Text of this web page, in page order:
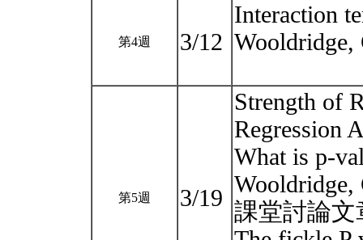
第4週 3/12
Interaction
Wooldridge,
第5週 3/19
Strength of
Regression
What is p-
Wooldridge,
課堂討論文